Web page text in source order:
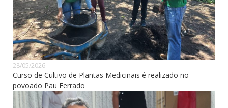
28/05/2026
Curso de Cultivo de Plantas Medicinais é realizado no
povoado Pau Ferrado